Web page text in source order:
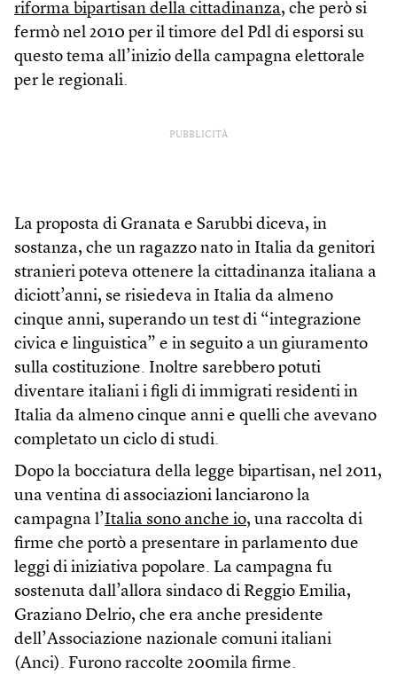
riforma bipartisan della cittadinanza, che però si
fermò nel 2010 per il timore del Pdl di esporsi su
questo tema all’inizio della campagna elettorale
per le regionali.
PUBBLICITÀ
La proposta di Granata e Sarubbi diceva, in
sostanza, che un ragazzo nato in Italia da genitori
stranieri poteva ottenere la cittadinanza italiana a
diciott’anni, se risiedeva in Italia da almeno
cinque anni, superando un test di “integrazione
civica e linguistica” e in seguito a un giuramento
sulla costituzione. Inoltre sarebbero potuti
diventare italiani i figli di immigrati residenti in
Italia da almeno cinque anni e quelli che avevano
completato un ciclo di studi.
Dopo la bocciatura della legge bipartisan, nel 2011,
una ventina di associazioni lanciarono la
campagna l’Italia sono anche io, una raccolta di
firme che portò a presentare in parlamento due
leggi di iniziativa popolare. La campagna fu
sostenuta dall’allora sindaco di Reggio Emilia,
Graziano Delrio, che era anche presidente
dell’Associazione nazionale comuni italiani
(Anci). Furono raccolte 200mila firme.